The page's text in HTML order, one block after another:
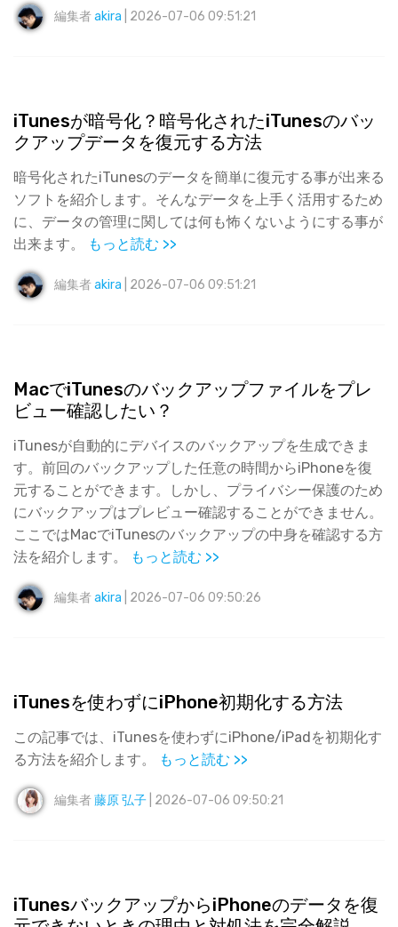
編集者akira | 2026-07-06 09:51:21
iTunesが暗号化？暗号化されたiTunesのバッ
クアップデータを復元する方法
暗号化されたiTunesのデータを簡単に復元する事が出来る
ソフトを紹介します。そんなデータを上手く活用するため
に、データの管理に関しては何も怖くないようにする事が
出来ます。​
もっと読む >>
編集者akira | 2026-07-06 09:51:21
MacでiTunesのバックアップファイルをプレ
ビュー確認したい？
iTunesが自動的にデバイスのバックアップを生成できま
す。前回のバックアップした任意の時間からiPhoneを復
元することができます。しかし、プライバシー保護のため
にバックアップはプレビュー確認することができません。
ここではMacでiTunesのバックアップの中身を確認する方
法を紹介します。
もっと読む >>
編集者akira | 2026-07-06 09:50:26
iTunesを使わずにiPhone初期化する方法
この記事では、iTunesを使わずにiPhone/iPadを初期化す
る方法を紹介します。
もっと読む >>
編集者藤原 弘子 | 2026-07-06 09:50:21
iTunesバックアップからiPhoneのデータを復